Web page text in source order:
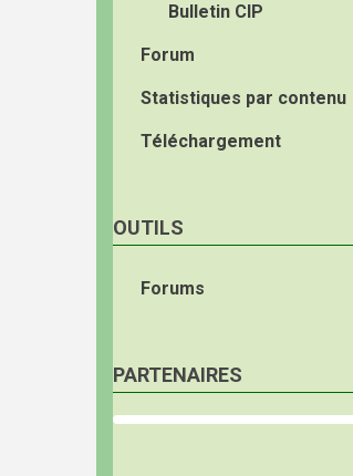
Bulletin CIP
Forum
Statistiques par contenu
Téléchargement
OUTILS
Forums
PARTENAIRES